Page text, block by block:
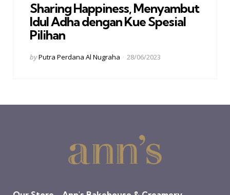
Sharing Happiness, Menyambut
Idul Adha dengan Kue Spesial
Pilihan
Posted
byPutra Perdana Al Nugraha 28/06/2023